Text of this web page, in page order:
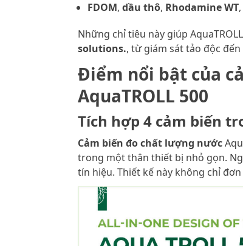
FDOM, dầu thô, Rhodamine WT
Những chỉ tiêu này giúp
solutions., từ giám sát tảo độc
Điểm nổi bật của
AquaTROLL 500
Tích hợp 4 cảm biến
Cảm biến đo chất lượng nước
trong một thân thiết bị nhỏ gọn.
tín hiệu. Thiết kế này không chỉ